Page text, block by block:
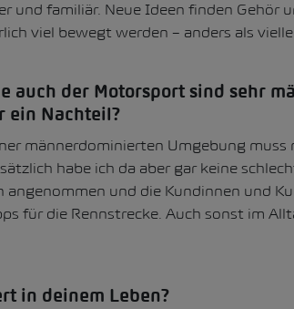
und familiär. Neue Ideen finden Gehör
viel bewegt werden – anders als
auch der Motorsport sind sehr
ein Nachteil?
männerdominierten Umgebung muss
habe ich da aber gar keine
angenommen und die Kundinnen und
für die Rennstrecke. Auch sonst im
in deinem Leben?